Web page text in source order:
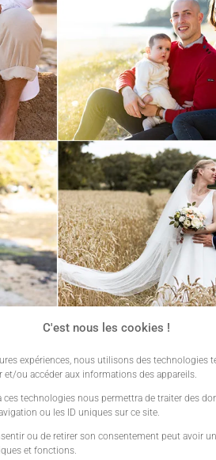
C'est nous les cookies !
expériences, nous utilisons des technologies
et/ou accéder aux informations des appareils.
ces technologies nous permettra de traiter des
ou les ID uniques sur ce site.
ou de retirer son consentement peut avoir
et fonctions.